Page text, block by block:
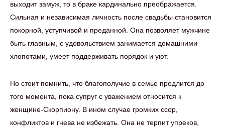
выходит замуж, то в браке кардинально преображается.
Сильная и независимая личность после свадьбы становится
покорной, уступчивой и преданной. Она позволяет мужчине
быть главным, с удовольствием занимается домашними
хлопотами, умеет поддерживать порядок и уют.
Но стоит помнить, что благополучие в семье продлится до
того момента, пока супруг с уважением относится к
женщине-Скорпиону. В ином случае громких ссор,
конфликтов и гнева не избежать. Она не терпит упреков,